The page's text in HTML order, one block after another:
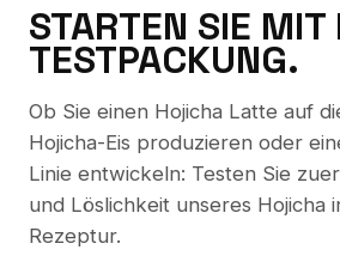
STARTEN SIE MIT
TESTPACKUNG.
Ob Sie einen Hojicha Latte auf
Hojicha-Eis produzieren oder
Linie entwickeln: Testen Sie
und Löslichkeit unseres Hojicha
Rezeptur.